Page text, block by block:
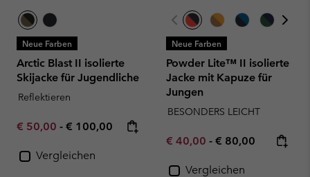
Neue Farben
Arctic Blast II isolierte
Skijacke für Jugendliche
Reflektieren
Minimum sale price:
€ 50,00 - Maximum price:
€ 100,00
Vergleichen
Neue Farben
Powder Lite™ II isolierte
Jacke mit Kapuze für
Jungen
BESONDERS LEICHT
Minimum sale price:
€ 40,00 - Maximum price:
€ 80,00
Vergleichen